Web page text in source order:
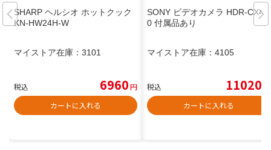
SHARP ヘルシオ ホットクック
KN-HW24H-W
マイストア在庫： 3101
税込 6960円
カートに入れる
SONY ビデオカメラ HDR-CX48
0 付属品あり
マイストア在庫： 4105
税込 11020
カートに入れる